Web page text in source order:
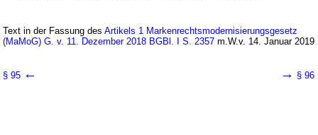
Text in der Fassung desArtikels 1 Markenrechtsmodernisierungsgesetz
(MaMoG) G. v. 11. Dezember 2018 BGBl. I S. 2357 m.W.v. 14. Januar 2019
§ 95 ← → § 96